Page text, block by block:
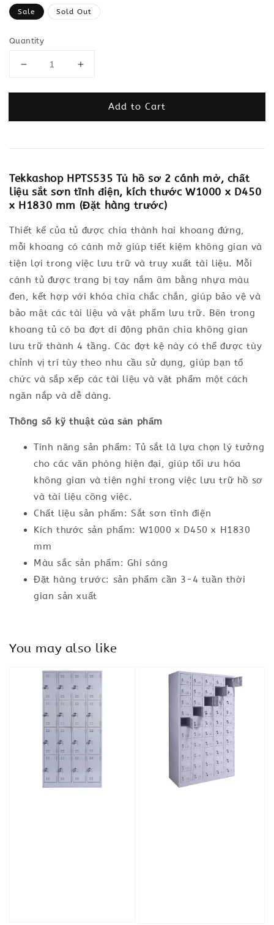
price
Sale Sold Out
Quantity
Add to Cart
Tekkashop HPTS535 Tủ hồ sơ 2 cánh mở, chất
liệu sắt sơn tĩnh điện, kích thước W1000 x D450
x H1830 mm (Đặt hàng trước)
Thiết kế của tủ được chia thành hai khoang đứng,
mỗi khoang có cánh mở giúp tiết kiệm không gian và
tiện lợi trong việc lưu trữ và truy xuất tài liệu. Mỗi
cánh tủ được trang bị tay nắm âm bằng nhựa màu
đen, kết hợp với khóa chìa chắc chắn, giúp bảo vệ và
bảo mật các tài liệu và vật phẩm lưu trữ. Bên trong
khoang tủ có ba đợt di động phân chia không gian
lưu trữ thành 4 tầng. Các đợt kệ này có thể được tùy
chỉnh vị trí tùy theo nhu cầu sử dụng, giúp bạn tổ
chức và sắp xếp các tài liệu và vật phẩm một cách
ngăn nắp và dễ dàng.
Thông số kỹ thuật của sản phẩm
Tính năng sản phẩm: Tủ sắt là lựa chọn lý tưởng
cho các văn phòng hiện đại, giúp tối ưu hóa
không gian và tiện nghi trong việc lưu trữ hồ sơ
và tài liệu công việc.
Chất liệu sản phẩm: Sắt sơn tĩnh điện
Kích thước sản phẩm: W1000 x D450 x H1830
mm
Màu sắc sản phẩm: Ghi sáng
Đặt hàng trước: sản phẩm cần 3-4 tuần thời
gian sản xuất
You may also like